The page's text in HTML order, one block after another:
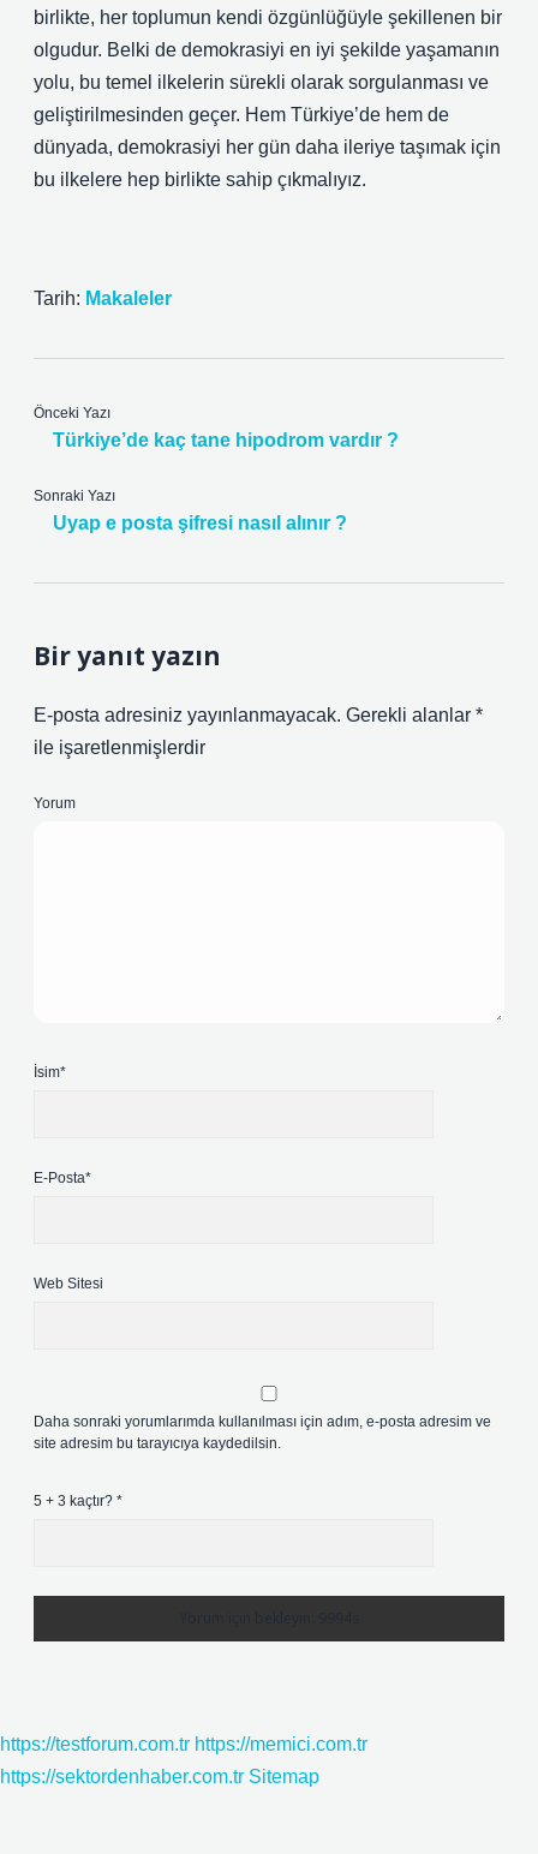
birlikte, her toplumun kendi özgünlüğüyle şekillenen bir
olgudur. Belki de demokrasiyi en iyi şekilde yaşamanın
yolu, bu temel ilkelerin sürekli olarak sorgulanması ve
geliştirilmesinden geçer. Hem Türkiye’de hem de
dünyada, demokrasiyi her gün daha ileriye taşımak için
bu ilkelere hep birlikte sahip çıkmalıyız.
Tarih: Makaleler
Önceki Yazı
Türkiye’de kaç tane hipodrom vardır ?
Sonraki Yazı
Uyap e posta şifresi nasıl alınır ?
Bir yanıt yazın
E-posta adresiniz yayınlanmayacak. Gerekli alanlar *
ile işaretlenmişlerdir
Yorum
İsim*
E-Posta*
Web Sitesi
Daha sonraki yorumlarımda kullanılması için adım, e-posta adresim ve
site adresim bu tarayıcıya kaydedilsin.
5 + 3 kaçtır? *
https://testforum.com.tr https://memici.com.tr
https://sektordenhaber.com.tr Sitemap